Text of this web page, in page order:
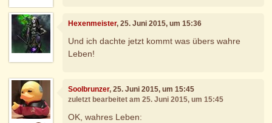
Hexenmeister, 25. Juni 2015, um 15:36
Und ich dachte jetzt kommt was übers wahre
Leben!
Soolbrunzer, 25. Juni 2015, um 15:45
zuletzt bearbeitet am 25. Juni 2015, um 15:45
OK, wahres Leben: